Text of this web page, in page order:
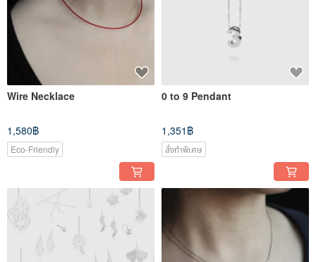
Wire Necklace
1,580฿
Eco-Friendly
0 to 9 Pendant
1,351฿
สั่งทำพิเศษ